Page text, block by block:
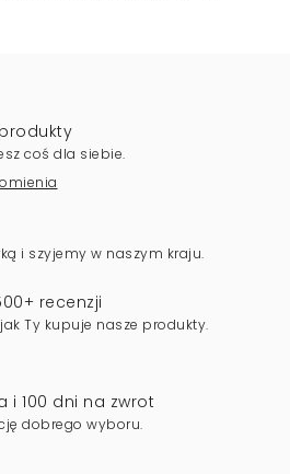
coś dla siebie.
i szyjemy w naszym kraju.
recenzji
Ty kupuje nasze produkty.
i 100 dni na zwrot
dobrego wyboru.